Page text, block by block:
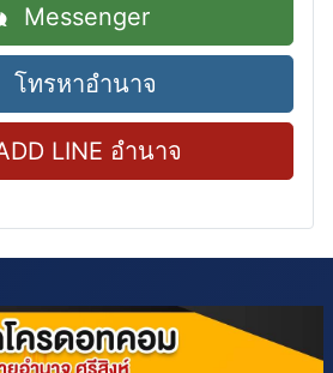
Messenger
โทรหาอำนาจ
LINE อำนาจ